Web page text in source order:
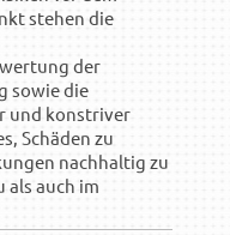
stehen die
der
sowie die
und konstriver
Schäden zu
nachhaltig zu
als auch im